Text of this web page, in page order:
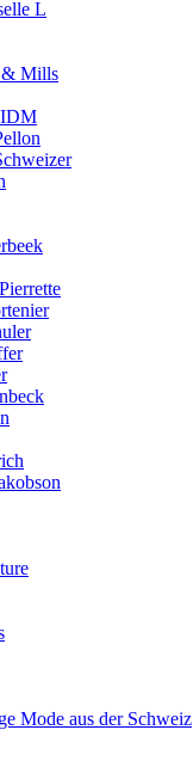
L
& Mills
Mode aus der Schweiz